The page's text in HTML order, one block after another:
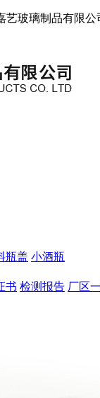
艺玻璃制品有限公
瓶盖 小酒瓶
书 检测报告 厂区